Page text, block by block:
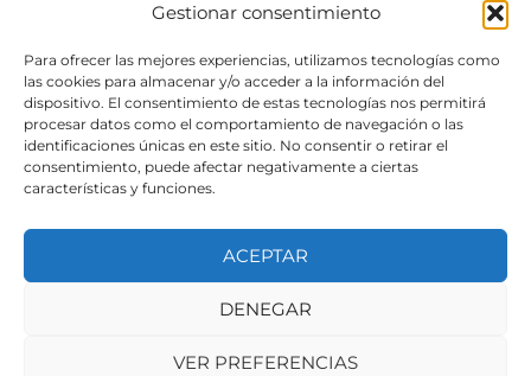
Gestionar consentimiento
Para ofrecer las mejores experiencias, utilizamos tecnologías como
las cookies para almacenar y/o acceder a la información del
dispositivo. El consentimiento de estas tecnologías nos permitirá
procesar datos como el comportamiento de navegación o las
identificaciones únicas en este sitio. No consentir o retirar el
consentimiento, puede afectar negativamente a ciertas
características y funciones.
ACEPTAR
DENEGAR
VER PREFERENCIAS
Sede Central (Mula)
Sábados: 08:30 - 13:00
Avisos legales
Aviso legal
Copyright © 2026